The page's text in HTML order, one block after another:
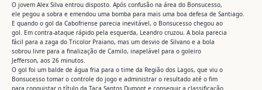
O jovem Alex Silva entrou disposto. Após confusão na área do Bonsucesso,
ele pegou a sobra e emendou uma bomba para mais uma boa defesa de Santiago.
E quando o gol da Cabofriense parecia inevitável, o Bonsucesso chegou ao
gol. Em contra-ataque rápido pela esquerda, Leandro cruzou. A bola parecia
fácil para a zaga do Tricolor Praiano, mas um desvio de Silvano e a bola
sobrou livre para a finalização de Camilo, inapelável para o goleiro
Jefferson, aos 26 minutos.
O gol foi um balde de água fria para o time da Região dos Lagos, que viu o
Bonsucesso tomar o controle do jogo e administrar o resultado até o fim
para conquistar o título da Taça Santos Dumont e conseguir a classificação